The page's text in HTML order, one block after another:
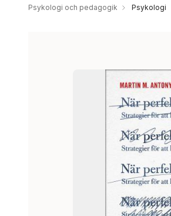
Psykologi och pedagogik Psykologi